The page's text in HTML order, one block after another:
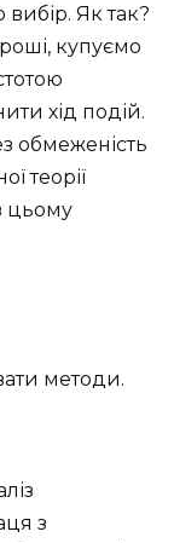
Як так?
купуємо
хід подій.
обмеженість
теорії
цьому
методи.
з